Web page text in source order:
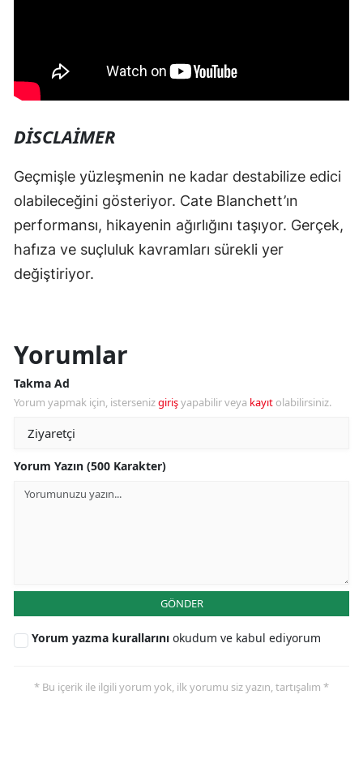
DISCLAIMER
Geçmişle yüzleşmenin ne kadar destabilize edici
olabileceğini gösteriyor. Cate Blanchett’ın
performansı, hikayenin ağırlığını taşıyor. Gerçek,
hafıza ve suçluluk kavramları sürekli yer
değiştiriyor.
Yorumlar
Takma Ad
Yorum yapmak için, istersenizgirişyapabilir veya kayıt olabilirsiniz.
Yorum Yazın (500 Karakter)
GÖNDER
Yorum yazma kurallarını okudum ve kabul ediyorum
* Bu içerik ile ilgili yorum yok, ilk yorumu siz yazın, tartışalım *